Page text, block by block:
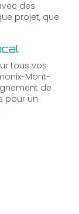
des
projet, que
tous vos
Mont-
de
pour un